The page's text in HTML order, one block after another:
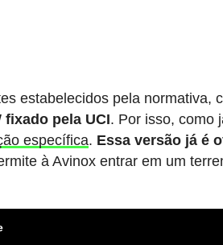
estabelecidos pela normativa,
pela UCI. Por isso, como
específica. Essa versão já é
à Avinox entrar em um